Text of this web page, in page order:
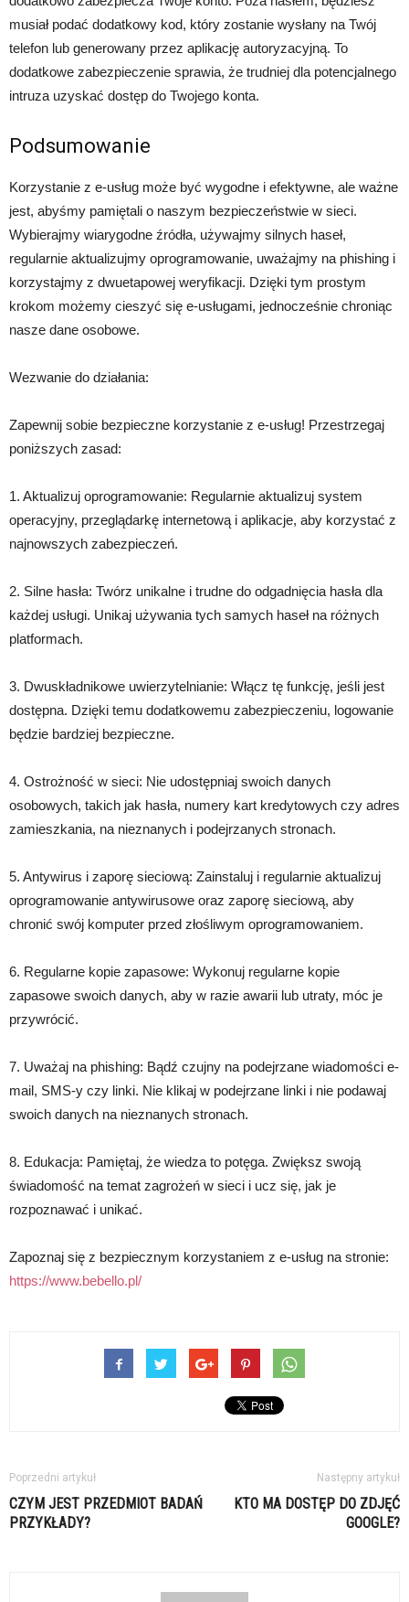
musiał podać dodatkowy kod, który zostanie wysłany na Twój
telefon lub generowany przez aplikację autoryzacyjną. To
dodatkowe zabezpieczenie sprawia, że trudniej dla potencjalnego
intruza uzyskać dostęp do Twojego konta.
Podsumowanie
Korzystanie z e-usług może być wygodne i efektywne, ale ważne
jest, abyśmy pamiętali o naszym bezpieczeństwie w sieci.
Wybierajmy wiarygodne źródła, używajmy silnych haseł,
regularnie aktualizujmy oprogramowanie, uważajmy na phishing i
korzystajmy z dwuetapowej weryfikacji. Dzięki tym prostym
krokom możemy cieszyć się e-usługami, jednocześnie chroniąc
nasze dane osobowe.
Wezwanie do działania:
Zapewnij sobie bezpieczne korzystanie z e-usług! Przestrzegaj
poniższych zasad:
1. Aktualizuj oprogramowanie: Regularnie aktualizuj system
operacyjny, przeglądarkę internetową i aplikacje, aby korzystać z
najnowszych zabezpieczeń.
2. Silne hasła: Twórz unikalne i trudne do odgadnięcia hasła dla
każdej usługi. Unikaj używania tych samych haseł na różnych
platformach.
3. Dwuskładnikowe uwierzytelnianie: Włącz tę funkcję, jeśli jest
dostępna. Dzięki temu dodatkowemu zabezpieczeniu, logowanie
będzie bardziej bezpieczne.
4. Ostrożność w sieci: Nie udostępniaj swoich danych
osobowych, takich jak hasła, numery kart kredytowych czy adres
zamieszkania, na nieznanych i podejrzanych stronach.
5. Antywirus i zaporę sieciową: Zainstaluj i regularnie aktualizuj
oprogramowanie antywirusowe oraz zaporę sieciową, aby
chronić swój komputer przed złośliwym oprogramowaniem.
6. Regularne kopie zapasowe: Wykonuj regularne kopie
zapasowe swoich danych, aby w razie awarii lub utraty, móc je
przywrócić.
7. Uważaj na phishing: Bądź czujny na podejrzane wiadomości e-
mail, SMS-y czy linki. Nie klikaj w podejrzane linki i nie podawaj
swoich danych na nieznanych stronach.
8. Edukacja: Pamiętaj, że wiedza to potęga. Zwiększ swoją
świadomość na temat zagrożeń w sieci i ucz się, jak je
rozpoznawać i unikać.
Zapoznaj się z bezpiecznym korzystaniem z e-usług na stronie:
https://www.bebello.pl/
Poprzedni artykuł
CZYM JEST PRZEDMIOT BADAŃ
PRZYKŁADY?
Następny artykuł
KTO MA DOSTĘP DO ZDJĘĆ
GOOGLE?